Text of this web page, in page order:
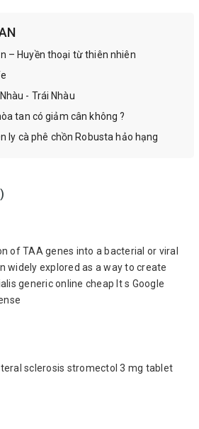
– Huyền thoại từ thiên nhiên
- Trái Nhàu
tan có giảm cân không ?
ly cà phê chồn Robusta hảo hạng
of TAA genes into a bacterial or viral
widely explored as a way to create
generic online cheap It s Google
sclerosis stromectol 3 mg tablet